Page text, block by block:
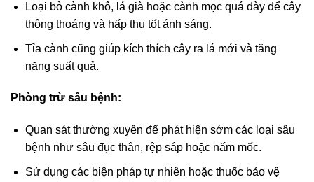
Loại bỏ cành khô, lá già hoặc cành mọc quá dày để cây
thông thoáng và hấp thụ tốt ánh sáng.
Tỉa cành cũng giúp kích thích cây ra lá mới và tăng
năng suất quả.
Phòng trừ sâu bệnh:
Quan sát thường xuyên để phát hiện sớm các loại sâu
bệnh như sâu đục thân, rệp sáp hoặc nấm mốc.
Sử dụng các biện pháp tự nhiên hoặc thuốc bảo vệ